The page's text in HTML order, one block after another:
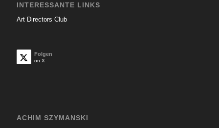
INTERESSANTE LINKS
Art Directors Club
Folgen
on X
ACHIM SZYMANSKI